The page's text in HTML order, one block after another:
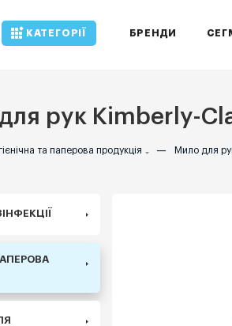
КАТЕГОРІЇ БРЕНДИ
рук Kimberly-
та паперова продукція — Мило для